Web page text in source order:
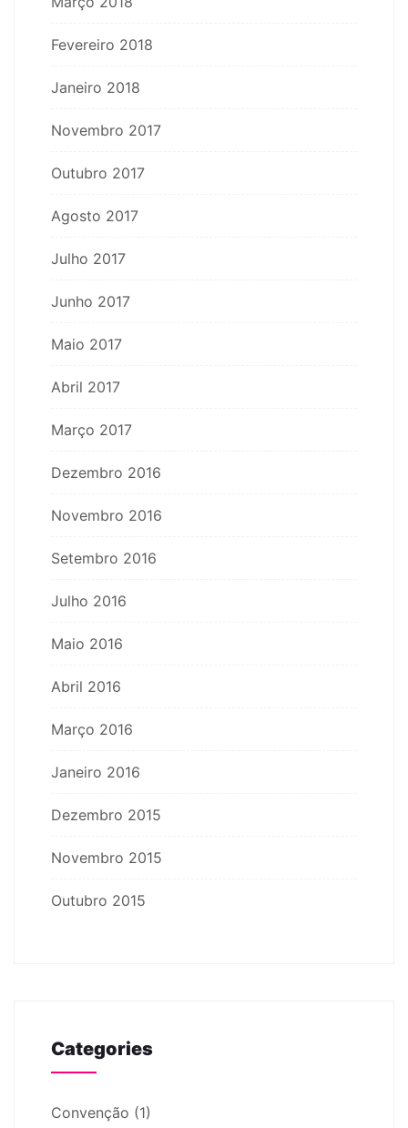
Fevereiro 2018
Janeiro 2018
Novembro 2017
Outubro 2017
Agosto 2017
Julho 2017
Junho 2017
Maio 2017
Abril 2017
Março 2017
Dezembro 2016
Novembro 2016
Setembro 2016
Julho 2016
Maio 2016
Abril 2016
Março 2016
Janeiro 2016
Dezembro 2015
Novembro 2015
Outubro 2015
Categories
Convenção (1)